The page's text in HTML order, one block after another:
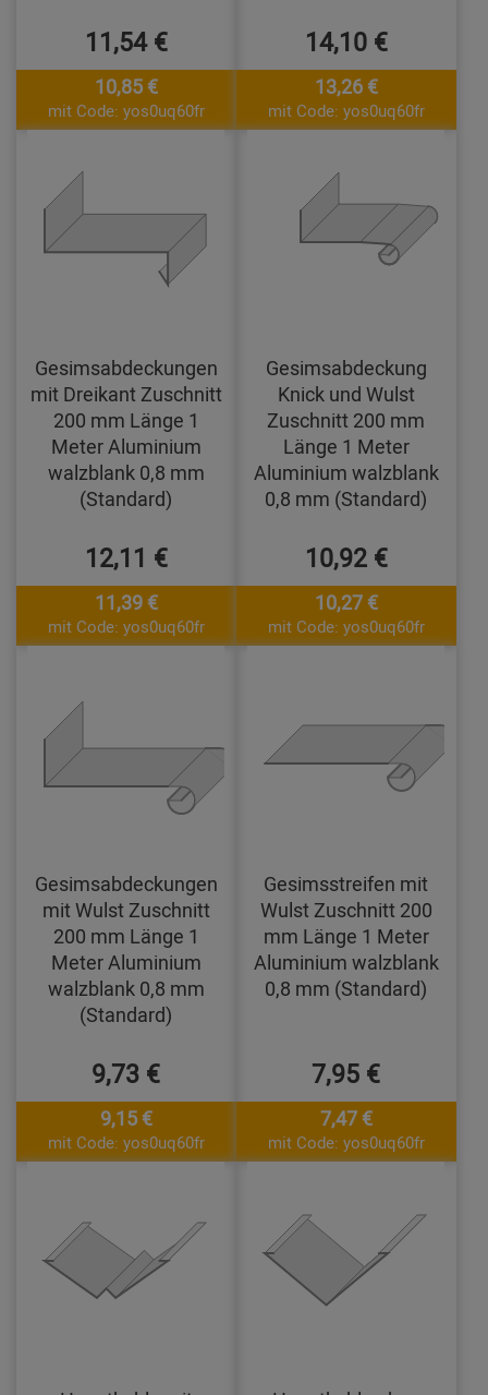
11,54 €
10,85 €
mit Code: yos0uq60fr
14,10 €
13,26 €
mit Code: yos0uq60fr
Gesimsabdeckungen
mit Dreikant Zuschnitt
200 mm Länge 1
Meter Aluminium
walzblank 0,8 mm
(Standard)
12,11 €
11,39 €
mit Code: yos0uq60fr
Gesimsabdeckung
Knick und Wulst
Zuschnitt 200 mm
Länge 1 Meter
Aluminium walzblank
0,8 mm (Standard)
10,92 €
10,27 €
mit Code: yos0uq60fr
Gesimsabdeckungen
mit Wulst Zuschnitt
200 mm Länge 1
Meter Aluminium
walzblank 0,8 mm
(Standard)
9,73 €
9,15 €
mit Code: yos0uq60fr
Gesimsstreifen mit
Wulst Zuschnitt 200
mm Länge 1 Meter
Aluminium walzblank
0,8 mm (Standard)
7,95 €
7,47 €
mit Code: yos0uq60fr